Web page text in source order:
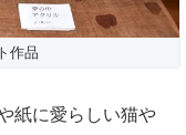
作品
紙に愛らしい猫や